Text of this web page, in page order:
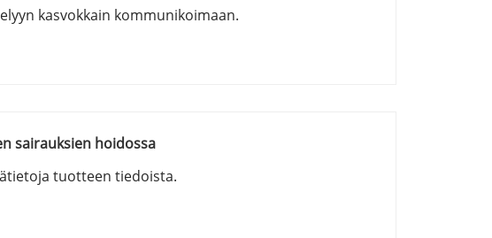
kasvokkain kommunikoimaan.
sairauksien hoidossa
tuotteen tiedoista.